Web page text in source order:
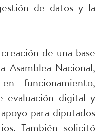
de datos y la
de una base
Asamblea Nacional,
funcionamiento,
evaluación digital y
para diputados
También solicitó